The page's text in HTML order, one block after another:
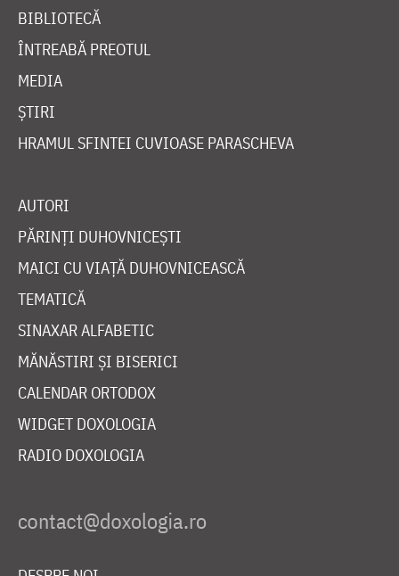
BIBLIOTECĂ
ÎNTREABĂ PREOTUL
MEDIA
ȘTIRI
HRAMUL SFINTEI CUVIOASE PARASCHEVA
AUTORI
PĂRINȚI DUHOVNICEȘTI
MAICI CU VIAȚĂ DUHOVNICEASCĂ
TEMATICĂ
SINAXAR ALFABETIC
MĂNĂSTIRI ȘI BISERICI
CALENDAR ORTODOX
WIDGET DOXOLOGIA
RADIO DOXOLOGIA